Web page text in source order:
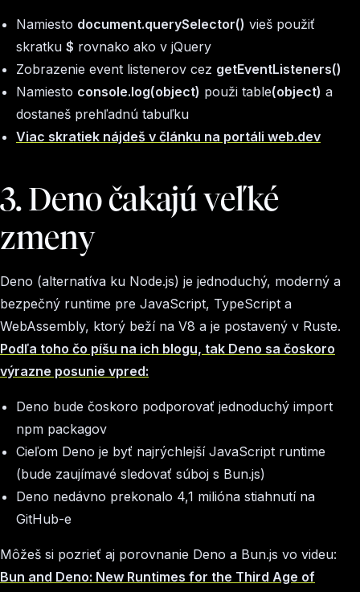
Namiesto document.querySelector() vieš použiť
skratku $ rovnako ako v jQuery
Zobrazenie event listenerov cez getEventListeners()
Namiesto console.log(object) použi table(object) a
dostaneš prehľadnú tabuľku
Viac skratiek nájdeš v článku na portáli web.dev
3. Deno čakajú veľké
zmeny
Deno (alternatíva ku Node.js) je jednoduchý, moderný a
bezpečný runtime pre JavaScript, TypeScript a
WebAssembly, ktorý beží na V8 a je postavený v Ruste.
Podľa toho čo píšu na ich blogu, tak Deno sa čoskoro
výrazne posunie vpred:
Deno bude čoskoro podporovať jednoduchý import
npm packagov
Cieľom Deno je byť najrýchlejší JavaScript runtime
(bude zaujímavé sledovať súboj s Bun.js)
Deno nedávno prekonalo 4,1 milióna stiahnutí na
GitHub-e
Môžeš si pozrieť aj porovnanie Deno a Bun.js vo videu:
Bun and Deno: New Runtimes for the Third Age of